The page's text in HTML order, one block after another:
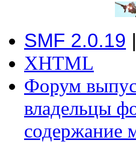
SMF 2.0.19 |
XHTML
Форум
владельцы
содержание